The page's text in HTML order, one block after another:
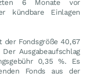
6 Monate vor
kündbare Einlagen
der Fondsgröße 40,67
Ausgabeaufschlag
0,35 %. Es
Fonds aus der